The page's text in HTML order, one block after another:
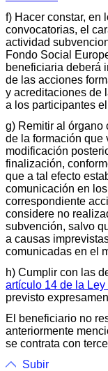
f) Hacer constar, en
convocatorias, el
actividad
Fondo Social
beneficiaria deberá
de las acciones
y acreditaciones de
a los participantes
g) Remitir al órgano
de la formación que
modificación
finalización,
que a tal efecto
comunicación en
correspondiente
considere no
subvención, salvo
a causas
comunicadas en el
h) Cumplir con las
artículo 14 de la
previsto
El beneficiario no
anteriormente
se contrata con
Subir